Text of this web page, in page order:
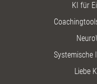
KI für
Systemische
Liebe